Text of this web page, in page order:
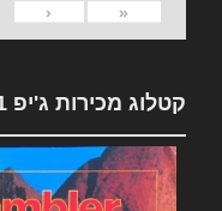
«
‹
קטלוג מכירות ג'יפ 1981